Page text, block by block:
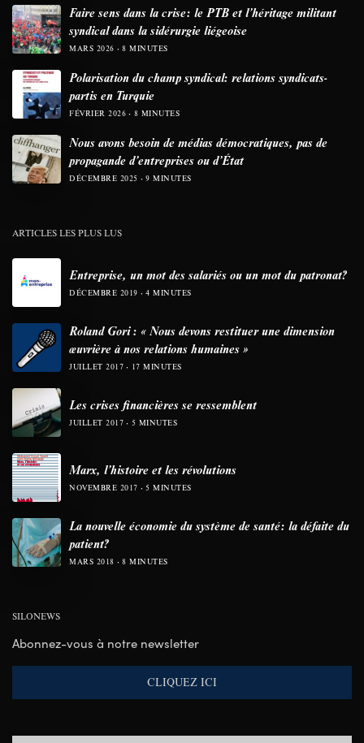
Faire sens dans la crise: le PTB et l’héritage militant
syndical dans la sidérurgie liégeoise
MARS 2026 8 MINUTES
Polarisation du champ syndical: relations syndicats-
partis en Turquie
FÉVRIER 2026 8 MINUTES
Nous avons besoin de médias démocratiques, pas de
propagande d’entreprises ou d’État
DÉCEMBRE 2025 9 MINUTES
ARTICLES LES PLUS LUS
Entreprise, un mot des salariés ou un mot du patronat?
DÉCEMBRE 2019 4 MINUTES
Roland Gori : « Nous devons restituer une dimension
œuvrière à nos relations humaines »
JUILLET 2017 17 MINUTES
Les crises financières se ressemblent
JUILLET 2017 5 MINUTES
Marx, l’histoire et les révolutions
NOVEMBRE 2017 5 MINUTES
La nouvelle économie du système de santé: la défaite du
patient?
MARS 2018 8 MINUTES
SILONEWS
Abonnez-vous à notre newsletter
CLIQUEZ ICI